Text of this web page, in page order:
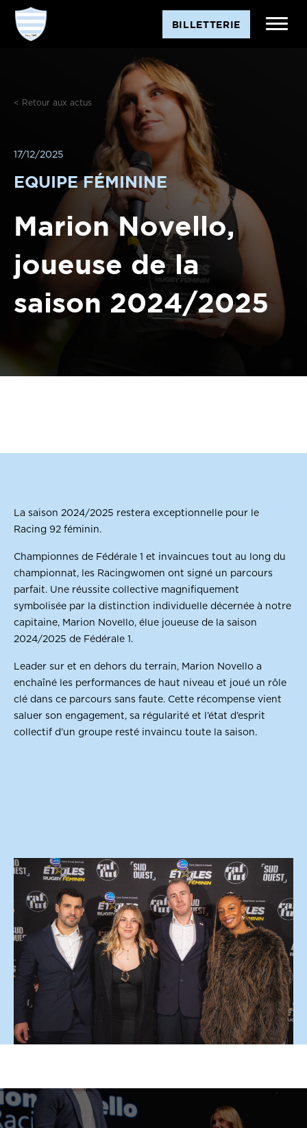
BILLETTERIE
< Retour aux actus
17/12/2025
EQUIPE FÉMININE
Marion Novello,
joueuse de la
saison 2024/2025
La saison 2024/2025 restera exceptionnelle pour le
Racing 92 féminin.
Championnes de Fédérale 1 et invaincues tout au long du
championnat, les Racingwomen ont signé un parcours
parfait. Une réussite collective magnifiquement
symbolisée par la distinction individuelle décernée à notre
capitaine, Marion Novello, élue joueuse de la saison
2024/2025 de Fédérale 1.
Leader sur et en dehors du terrain, Marion Novello a
enchaîné les performances de haut niveau et joué un rôle
clé dans ce parcours sans faute. Cette récompense vient
saluer son engagement, sa régularité et l’état d’esprit
collectif d’un groupe resté invaincu toute la saison.